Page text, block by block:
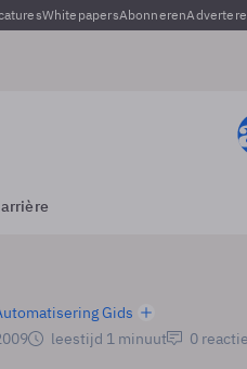
WhitepapersAbonneren
Gids
leestijd 1 minuut 0